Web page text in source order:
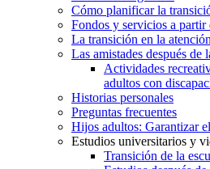
Cómo planificar la
Fondos y servicios a partir
La transición en la
Las amistades después de
Actividades
adultos con
Historias personales
Preguntas frecuentes
Hijos adultos: Garantizar
Estudios universitarios y
Transición de la